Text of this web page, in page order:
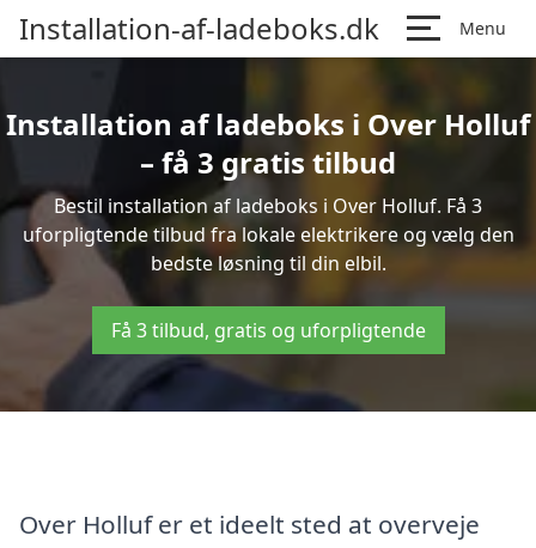
Installation-af-ladeboks.dk Menu
Installation af ladeboks i Over Holluf
– få 3 gratis tilbud
Bestil installation af ladeboks i Over Holluf. Få 3
uforpligtende tilbud fra lokale elektrikere og vælg den
bedste løsning til din elbil.
Få 3 tilbud, gratis og uforpligtende
Over Holluf er et ideelt sted at overveje